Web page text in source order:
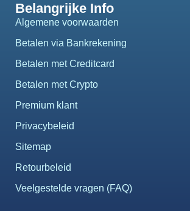
Belangrijke Info
Algemene voorwaarden
Betalen via Bankrekening
Betalen met Creditcard
Betalen met Crypto
Premium klant
Privacybeleid
Sitemap
Retourbeleid
Veelgestelde vragen (FAQ)